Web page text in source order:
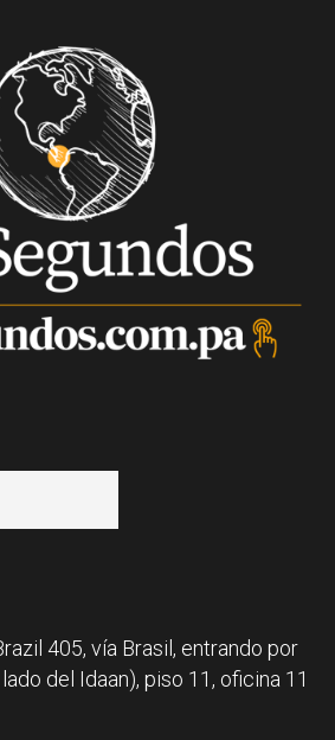
405, vía Brasil, entrando por
del Idaan), piso 11, oficina 11